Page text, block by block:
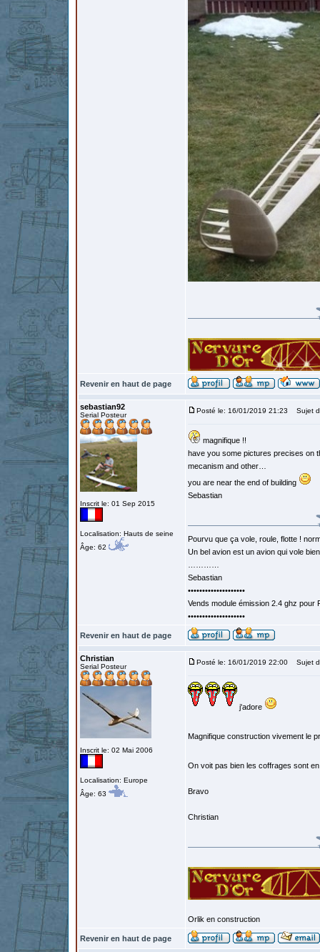
Revenir en haut de page
sebastian92
Serial Posteur
Inscrit le: 01 Sep 2015
Localisation: Hauts de seine
Âge: 62
Posté le: 16/01/2019 21:23 Sujet
magnifique !!
have you some pictures precises on
mecanism and other…
you are near the end of building
Sebastian
Pourvu que ça vole, roule, flotte !
Un bel avion est un avion qui vole
Sebastian
••••••••••••••••••••
Vends module émission 2.4 ghz
••••••••••••••••••••
Revenir en haut de page
Christian
Serial Posteur
Inscrit le: 02 Mai 2006
Localisation: Europe
Âge: 63
Posté le: 16/01/2019 22:00 Sujet
j'adore
Magnifique construction vivement le
On voit pas bien les coffrages sont
Bravo
Christian
Orlik en construction
Revenir en haut de page